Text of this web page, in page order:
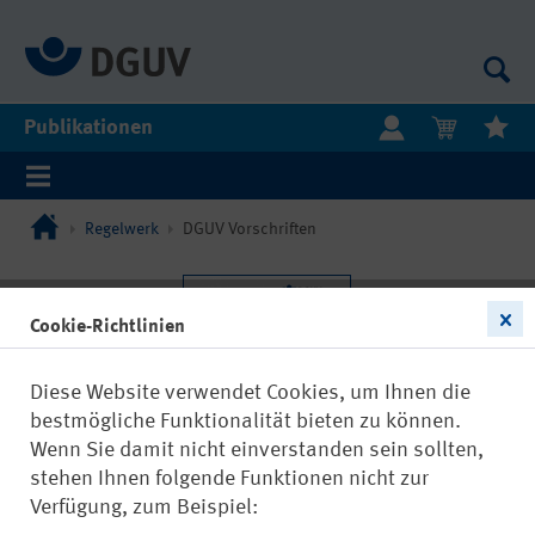
Publikationen
Regelwerk DGUV Vorschriften
Cookie-Richtlinien
Diese Website verwendet Cookies, um Ihnen die
bestmögliche Funktionalität bieten zu können.
Wenn Sie damit nicht einverstanden sein sollten,
stehen Ihnen folgende Funktionen nicht zur
Verfügung, zum Beispiel: